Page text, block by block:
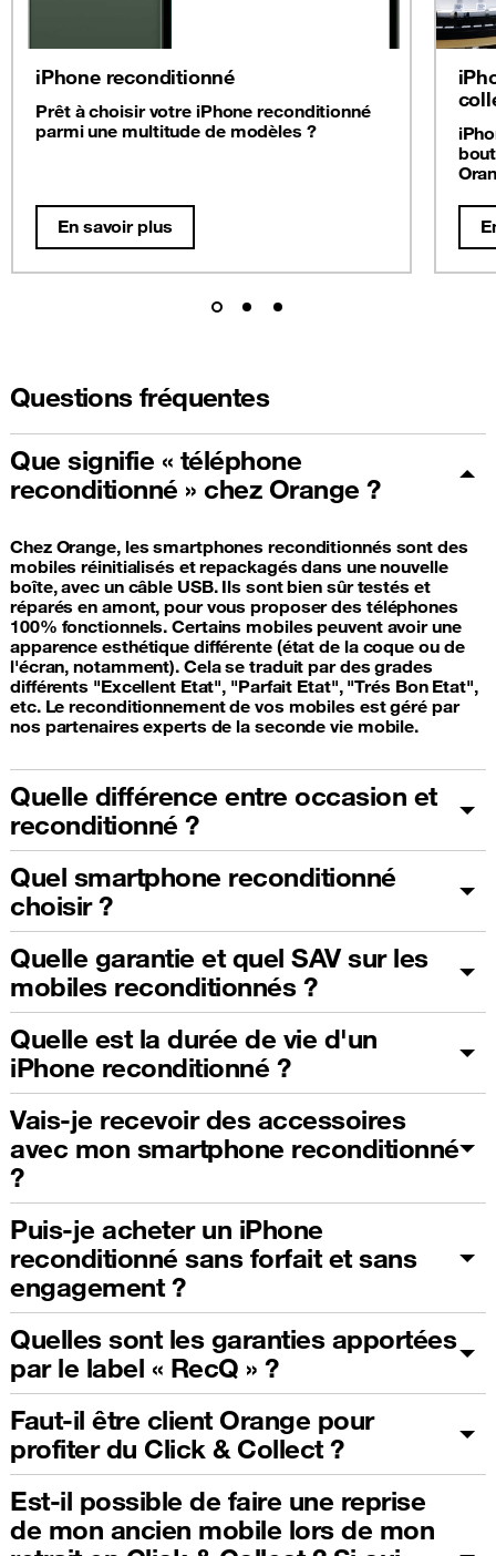
iPhone reconditionné
Prêt à choisir votre iPhone reconditionné
parmi une multitude de modèles ?
En savoir plus
Questions fréquentes
Que signifie « téléphone
reconditionné » chez Orange ?
Chez Orange, les smartphones reconditionnés sont des
mobiles réinitialisés et repackagés dans une nouvelle
boîte, avec un câble USB. Ils sont bien sûr testés et
réparés en amont, pour vous proposer des téléphones
100% fonctionnels. Certains mobiles peuvent avoir une
apparence esthétique différente (état de la coque ou de
l'écran, notamment). Cela se traduit par des grades
différents "Excellent Etat", "Parfait Etat", "Trés Bon Etat",
etc. Le reconditionnement de vos mobiles est géré par
nos partenaires experts de la seconde vie mobile.
Quelle différence entre occasion et
reconditionné ?
Quel smartphone reconditionné
choisir ?
Quelle garantie et quel SAV sur les
mobiles reconditionnés ?
Quelle est la durée de vie d'un
iPhone reconditionné ?
Vais-je recevoir des accessoires
avec mon smartphone reconditionné
?
Puis-je acheter un iPhone
reconditionné sans forfait et sans
engagement ?
Quelles sont les garanties apportées
par le label « RecQ » ?
Faut-il être client Orange pour
profiter du Click & Collect ?
Est-il possible de faire une reprise
de mon ancien mobile lors de mon